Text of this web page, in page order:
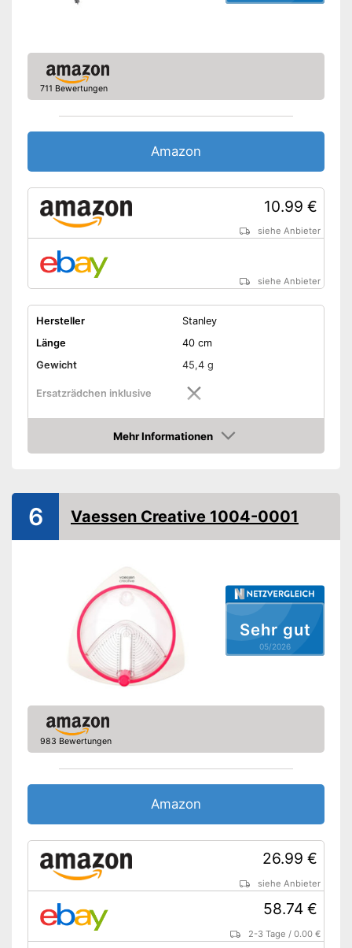
711 Bewertungen
Amazon
10.99 €
siehe Anbieter
siehe Anbieter
Hersteller
Stanley
Länge
40 cm
Gewicht
45,4 g
Ersatzrädchen inklusive
Keine Ersatzrädchen im
Amazon Lieferzeit
siehe Anbieter
Mehr Informationen
Amazon
Sehr gut
05/2026
6 Vaessen Creative 1004-0001
983 Bewertungen
Amazon
26.99 €
siehe Anbieter
58.74 €
2-3 Tage /0.00 €